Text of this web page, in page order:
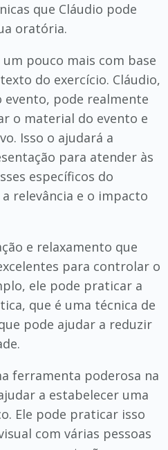
que Cláudio pode
oratória.
pouco mais com base
do exercício. Cláudio,
pode realmente
o material do evento e
Isso o ajudará a
para atender às
específicos do
relevância e o impacto
e relaxamento que
para controlar o
ele pode praticar a
que é uma técnica de
pode ajudar a reduzir
ferramenta poderosa na
a estabelecer uma
Ele pode praticar isso
com várias pessoas